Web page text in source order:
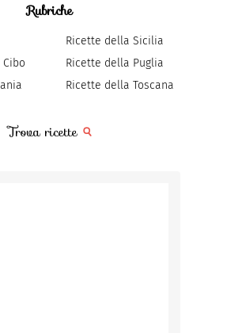
Rubriche
Ricette della Sicilia
Ricette della Puglia
Ricette della Toscana
Trova ricette